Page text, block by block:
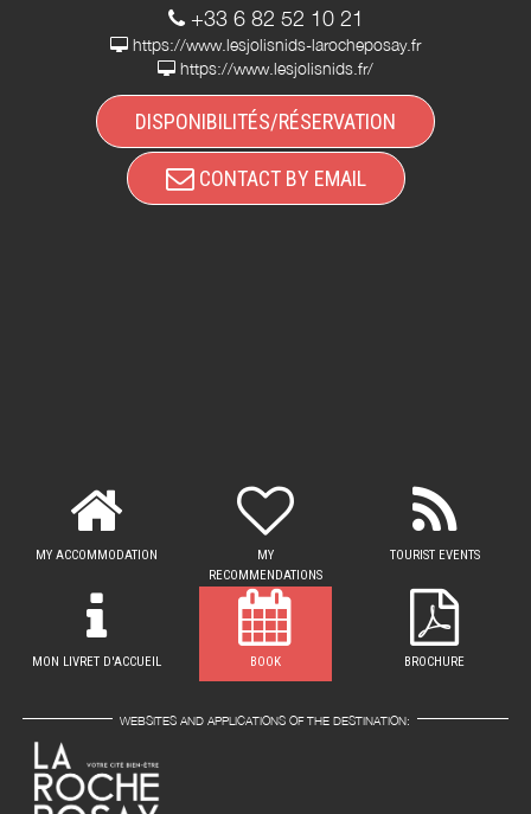
+33 6 82 52 10 21
https://www.lesjolisnids-larocheposay.fr
https://www.lesjolisnids.fr/
DISPONIBILITÉS/RÉSERVATION
CONTACT BY EMAIL
MY ACCOMMODATION
MY
RECOMMENDATIONS
TOURIST EVENTS
MON LIVRET D'ACCUEIL BOOK BROCHURE
WEBSITES AND APPLICATIONS OF THE DESTINATION: